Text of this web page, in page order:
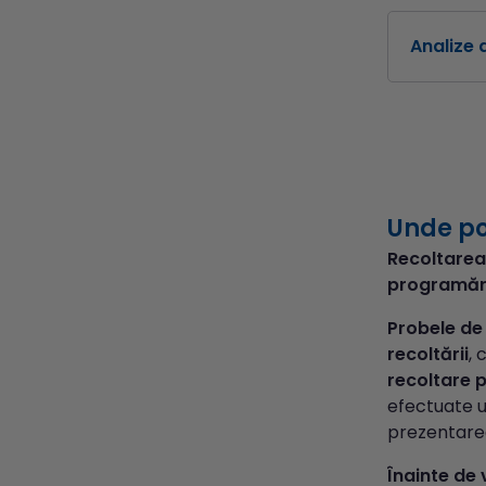
Analize
Unde
Probele
recoltării,
recoltare
efectuate
Înainte de